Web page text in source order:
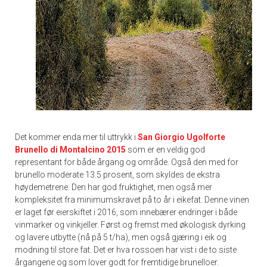
Det kommer enda mer til uttrykk i San Giorgio Ugolforte
Brunello di Montalcino 2015 som er en veldig god
representant for både årgang og område. Også den med for
brunello moderate 13.5 prosent, som skyldes de ekstra
høydemetrene. Den har god fruktighet, men også mer
kompleksitet fra minimumskravet på to år i eikefat. Denne vinen
er laget før eierskiftet i 2016, som innebærer endringer i både
vinmarker og vinkjeller. Først og fremst med økologisk dyrking
og lavere utbytte (nå på 5 t/ha), men også gjæring i eik og
modning til store fat. Det er hva rossoen har vist i de to siste
årgangene og som lover godt for fremtidige brunelloer.